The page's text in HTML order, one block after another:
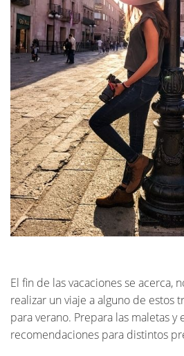
El fin de las vacaciones se acerca,
realizar un viaje a alguno de estos
para verano. Prepara las maletas y
recomendaciones para distintos